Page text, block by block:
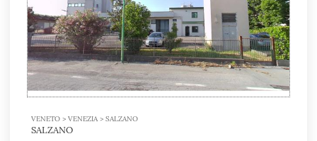
VENETO > VENEZIA > SALZANO
SALZANO